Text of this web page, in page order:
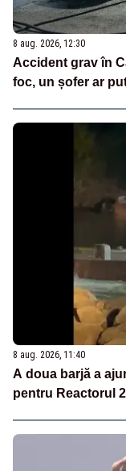
8 aug. 2026, 12:30
Accident grav în
foc, un șofer ar
8 aug. 2026, 11:40
A doua barjă a
pentru Reactorul